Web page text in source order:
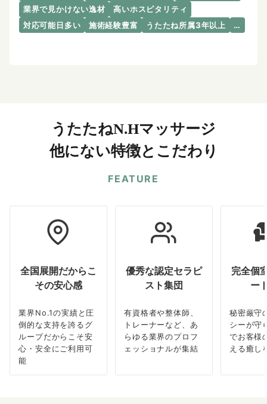
業界で見かけない逸材
高いホスピタリティ
対応可能日多い
施術経験豊富 うたたね所属3年以上 …
うたたねN.Hマッサージ
他にない特徴とこだわり
FEATURE
全国展開だからこ
その安心感
業界No.1の実績と圧
倒的な支持を誇るグ
ループだからこそ安
心・安全にご利用可
能
優秀な認定セラピ
スト集団
有資格者や整体師、
トレーナーなど、あ
らゆる業界のプロフ
ェッショナルが集結
完全個
ー
秘密厳守
シーが守
でお客様
える癒し